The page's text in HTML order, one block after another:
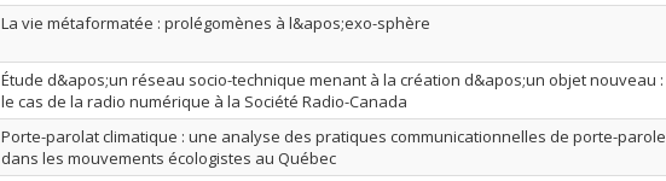
La vie métaformatée : prolégomènes à l&apos;exo-sphère
Étude d&apos;un réseau socio-technique menant à la création d&apos;un objet nouveau :
le cas de la radio numérique à la Société Radio-Canada
Porte-parolat climatique : une analyse des pratiques communicationnelles de porte-parole
dans les mouvements écologistes au Québec